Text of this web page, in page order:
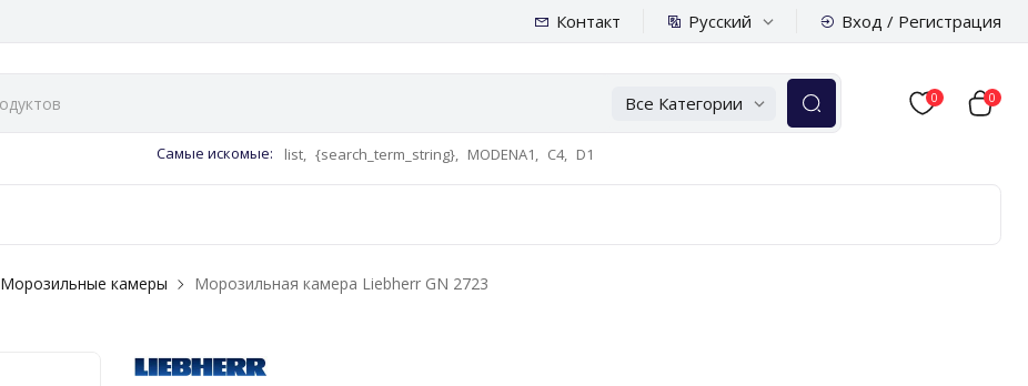
Контакт Русский Вход / Регистрация
Все Категории
Самые искомые: list, {search_term_string}, MODENA1, C4, D1
0 0
Морозильные камеры Морозильная камера Liebherr GN 2723